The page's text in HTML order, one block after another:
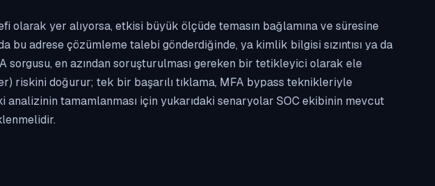
olarak yer alıyorsa, etkisi büyük ölçüde temasın bağlamına ve süresine
bu adrese çözümleme talebi gönderdiğinde, ya kimlik bilgisi sızıntısı ya da
en azından soruşturulması gereken bir tetikleyici olarak ele
riskini doğurur; tek bir başarılı tıklama, MFA bypass teknikleriyle
tamamlanması için yukarıdaki senaryolar SOC ekibinin mevcut